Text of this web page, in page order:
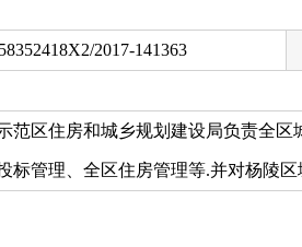
2017-141363
范区住房和城乡规划建设局负责全
标管理、全区住房管理等.并对杨陵